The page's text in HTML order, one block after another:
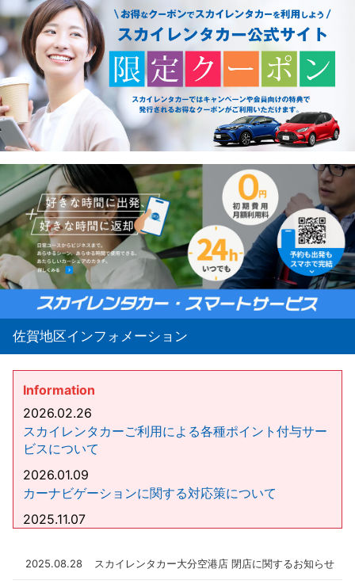
佐賀地区インフォメーション
Information
2026.02.26
スカイレンタカーご利用による各種ポイント付与サー
ビスについて
2026.01.09
カーナビゲーションに関する対応策について
2025.11.07
2025.08.08
2025.08.28 スカイレンタカー大分空港店 閉店に関するお知らせ